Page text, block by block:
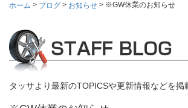
ホーム > ブログ > お知らせ > ※GW休業のお知らせ
タッサより最新のTOPICSや更新情報などを掲